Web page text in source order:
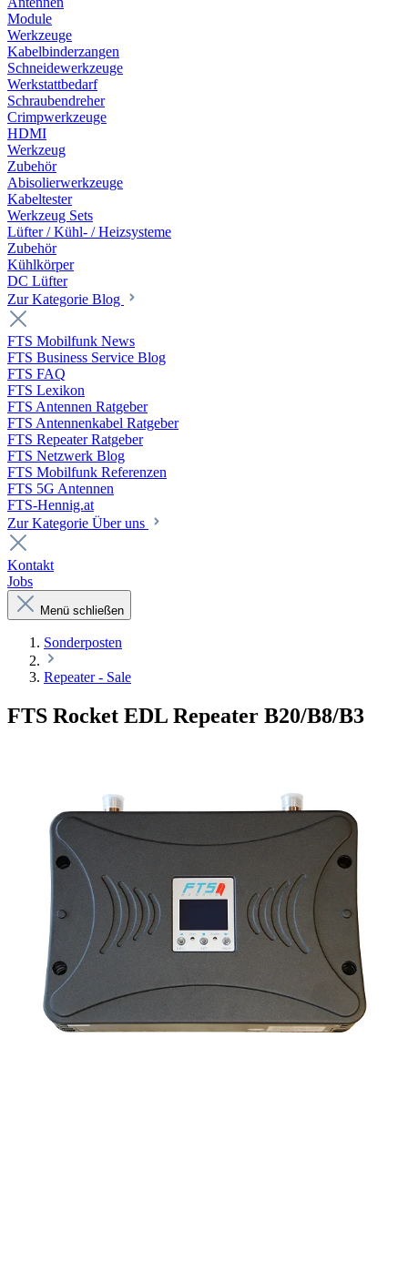
Module
Werkzeuge
Kabelbinderzangen
Schneidewerkzeuge
Werkstattbedarf
Schraubendreher
Crimpwerkzeuge
HDMI
Werkzeug
Zubehör
Abisolierwerkzeuge
Kabeltester
Werkzeug Sets
Lüfter / Kühl- / Heizsysteme
Zubehör
Kühlkörper
DC Lüfter
Zur Kategorie Blog
FTS Mobilfunk News
FTS Business Service Blog
FTS FAQ
FTS Lexikon
FTS Antennen Ratgeber
FTS Antennenkabel Ratgeber
FTS Repeater Ratgeber
FTS Netzwerk Blog
FTS Mobilfunk Referenzen
FTS 5G Antennen
FTS-Hennig.at
Zur Kategorie Über uns
Kontakt
Jobs
Menü schließen
Sonderposten
Repeater - Sale
FTS Rocket EDL Repeater B20/B8/B3